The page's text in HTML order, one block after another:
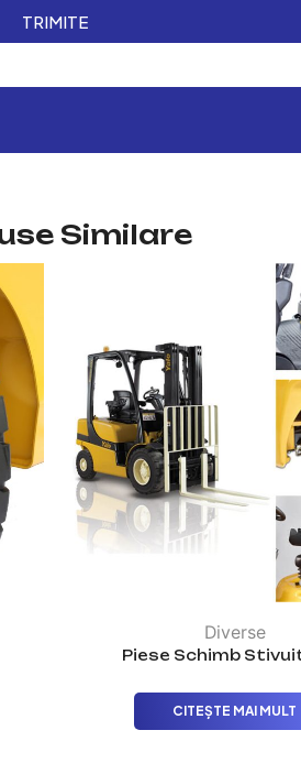
TRIMITE
Similare
Diverse
Piese Schimb
CITEȘTE MAI MULT